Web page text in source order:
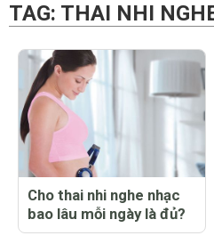
TAG: THAI NHI
Cho thai nhi nghe nhạc
bao lâu mỗi ngày là đủ?